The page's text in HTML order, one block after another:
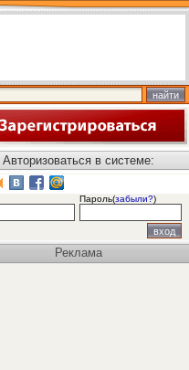
Авторизоваться в системе:
Пароль(забыли?)
Реклама